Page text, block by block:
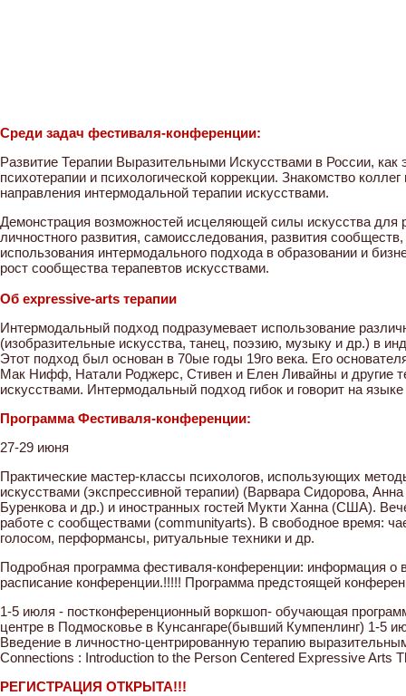
Среди задач фестиваля-конференции:
Развитие Терапии Выразительными Искусствами в России, как
психотерапии и психологической коррекции. Знакомство
направления интермодальной терапии искусствами.
Демонстрация возможностей исцеляющей силы искусства для
личностного развития, самоисследования, развития
использования интермодального подхода в образовании и
рост сообщества терапевтов искусствами.
Об expressive-arts терапии
Интермодальный подход подразумевает использование
(изобразительные искусства, танец, поэзию, музыку и др.) в
Этот подход был основан в 70ые годы 19го века. Его
Мак Нифф, Натали Роджерс, Стивен и Елен Ливайны и другие
искусствами. Интермодальный подход гибок и говорит на
Программа Фестиваля-конференции:
27-29 июня
Практические мастер-классы психологов, использующих
искусствами (экспрессивной терапии) (Варвара Сидорова,
Буренкова и др.) и иностранных гостей Мукти Ханна (США).
работе с сообществами (communityarts). В свободное время:
голосом, перформансы, ритуальные техники и др.
Подробная программа фестиваля-конференции: информация о
расписание конференции.!!!!! Программа предстоящей
1-5 июля - постконференционный воркшоп- обучающая
центре в Подмосковье в Кунсангаре(бывший Кумпенлинг) 1-5
Введение в личностно-центрированную терапию
Connections : Introduction to the Person Centered Expressive Arts
РЕГИСТРАЦИЯ ОТКРЫТА!!!